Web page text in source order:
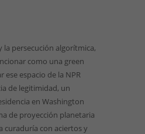
la persecución algorítmica,
como una green
ese espacio de la NPR
de legitimidad, un
en Washington
de proyección planetaria
curaduría con aciertos y